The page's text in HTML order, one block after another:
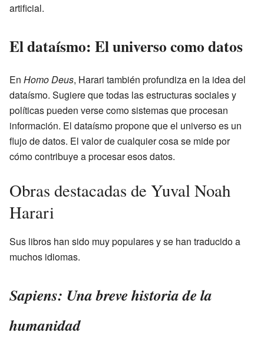
artificial.
El dataísmo: El universo como datos
En Homo Deus, Harari también profundiza en la idea del
dataísmo. Sugiere que todas las estructuras sociales y
políticas pueden verse como sistemas que procesan
información. El dataísmo propone que el universo es un
flujo de datos. El valor de cualquier cosa se mide por
cómo contribuye a procesar esos datos.
Obras destacadas de Yuval Noah
Harari
Sus libros han sido muy populares y se han traducido a
muchos idiomas.
Sapiens: Una breve historia de la
humanidad